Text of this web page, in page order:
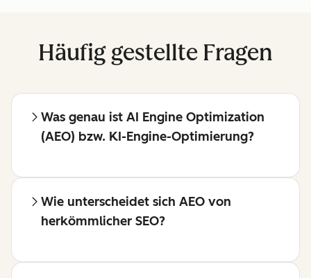
Häufig gestellte Fragen
Was genau ist AI Engine Optimization
(AEO) bzw. KI-Engine-Optimierung?
Wie unterscheidet sich AEO von
herkömmlicher SEO?